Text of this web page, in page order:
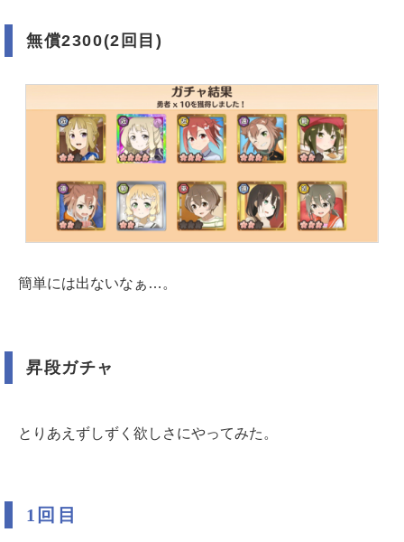
無償2300(2回目)
簡単には出ないなぁ…。
昇段ガチャ
とりあえずしずく欲しさにやってみた。
1回目